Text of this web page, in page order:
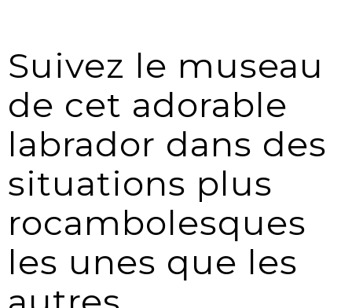
Suivez le museau
de cet adorable
labrador dans des
situations plus
rocambolesques
les unes que les